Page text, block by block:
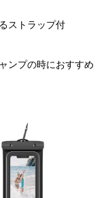
ストラップ付
ンプの時におすすめ